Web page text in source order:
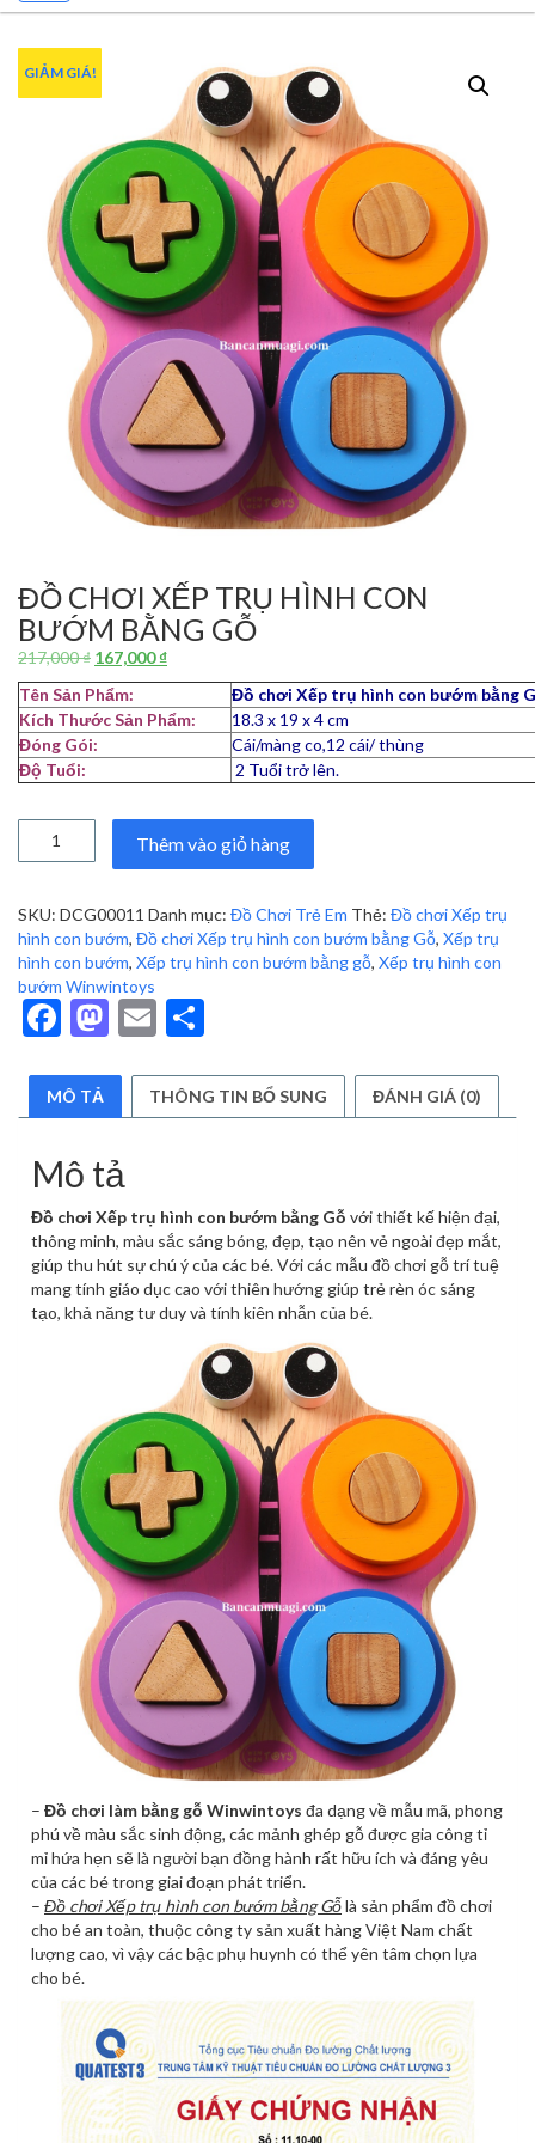
GIẢM GIÁ!
ĐỒ CHƠI XẾP TRỤ HÌNH CON
BƯỚM BẰNG GỖ
217,000₫ Giá
gốc
là:
217,000 ₫.
167,000₫Giá
hiện
tại
là:
167,000 ₫.
Tên Sản Phẩm:
Đồ chơi Xếp trụ hình con bướm bằng
Kích Thước Sản Phẩm:
18.3 x 19 x 4 cm
Đóng Gói:
Cái/màng co,12 cái/ thùng
Độ Tuổi:
2 Tuổi trở lên.
hình
con
bướm
bằng
Gỗ
Thêm vào giỏ hàng
SKU: DCG00011 Danh mục: Đồ Chơi Trẻ Em Thẻ: Đồ chơi Xếp trụ
hình con bướm, Đồ chơi Xếp trụ hình con bướm bằng Gỗ, Xếp trụ
hình con bướm, Xếp trụ hình con bướm bằng gỗ, Xếp trụ hình con
bướm Winwintoys
Facebook
Mastodon
Email
MÔ TẢ THÔNG TIN BỔ SUNG ĐÁNH GIÁ (0)
Mô tả
Đồ chơi Xếp trụ hình con bướm bằng Gỗ với thiết kế hiện đại,
thông minh, màu sắc sáng bóng, đẹp, tạo nên vẻ ngoài đẹp mắt,
giúp thu hút sự chú ý của các bé. Với các mẫu đồ chơi gỗ trí tuệ
mang tính giáo dục cao với thiên hướng giúp trẻ rèn óc sáng
tạo, khả năng tư duy và tính kiên nhẫn của bé.
– Đồ chơi làm bằng gỗ Winwintoys đa dạng về mẫu mã, phong
phú về màu sắc sinh động, các mảnh ghép gỗ được gia công tỉ
mỉ hứa hẹn sẽ là người bạn đồng hành rất hữu ích và đáng yêu
của các bé trong giai đoạn phát triển.
– Đồ chơi Xếp trụ hình con bướm bằng Gỗlà sản phẩm đồ chơi
cho bé an toàn, thuộc công ty sản xuất hàng Việt Nam chất
lượng cao, vì vậy các bậc phụ huynh có thể yên tâm chọn lựa
cho bé.